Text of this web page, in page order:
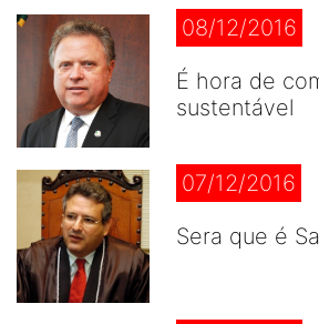
08/12/2016
É hora de
sustentável
07/12/2016
Sera que é